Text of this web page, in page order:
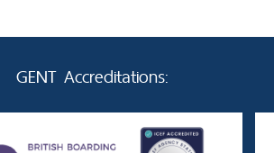
GENT Accreditations: